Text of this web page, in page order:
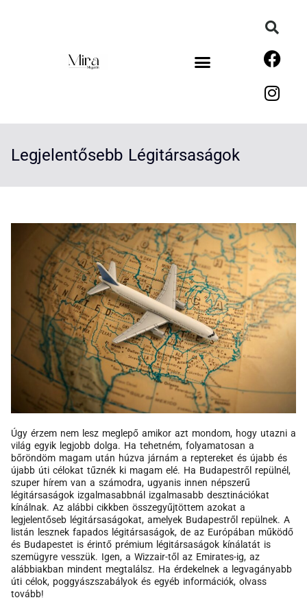
Legjelentősebb Légitársaságok
Úgy érzem nem lesz meglepő amikor azt mondom, hogy utazni a
világ egyik legjobb dolga. Ha tehetném, folyamatosan a
bőröndöm magam után húzva járnám a reptereket és újabb és
újabb úti célokat tűznék ki magam elé. Ha Budapestről repülnél,
szuper hírem van a számodra, ugyanis innen népszerű
légitársaságok izgalmasabbnál izgalmasabb desztinációkat
kínálnak. Az alábbi cikkben összegyűjtöttem azokat a
legjelentőseb légitársaságokat, amelyek Budapestről repülnek. A
listán lesznek fapados légitársaságok, de az Európában működő
és Budapestet is érintő prémium légitársaságok kínálatát is
szemügyre vesszük. Igen, a Wizzair-től az Emirates-ig, az
alábbiakban mindent megtalálsz. Ha érdekelnek a legvagányabb
úti célok, poggyászszabályok és egyéb információk, olvass
tovább!